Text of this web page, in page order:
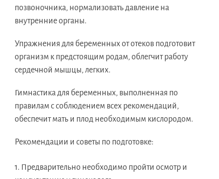
позвоночника, нормализовать давление на
внутренние органы.
Упражнения для беременных от отеков подготовит
организм к предстоящим родам, облегчит работу
сердечной мышцы, легких.
Гимнастика для беременных, выполненная по
правилам с соблюдением всех рекомендаций,
обеспечит мать и плод необходимым кислородом.
Рекомендации и советы по подготовке:
Предварительно необходимо пройти осмотр и